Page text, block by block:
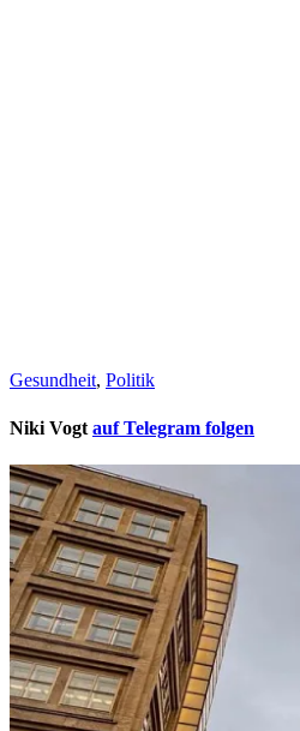
Gesundheit, Politik
Niki Vogt auf Telegram folgen